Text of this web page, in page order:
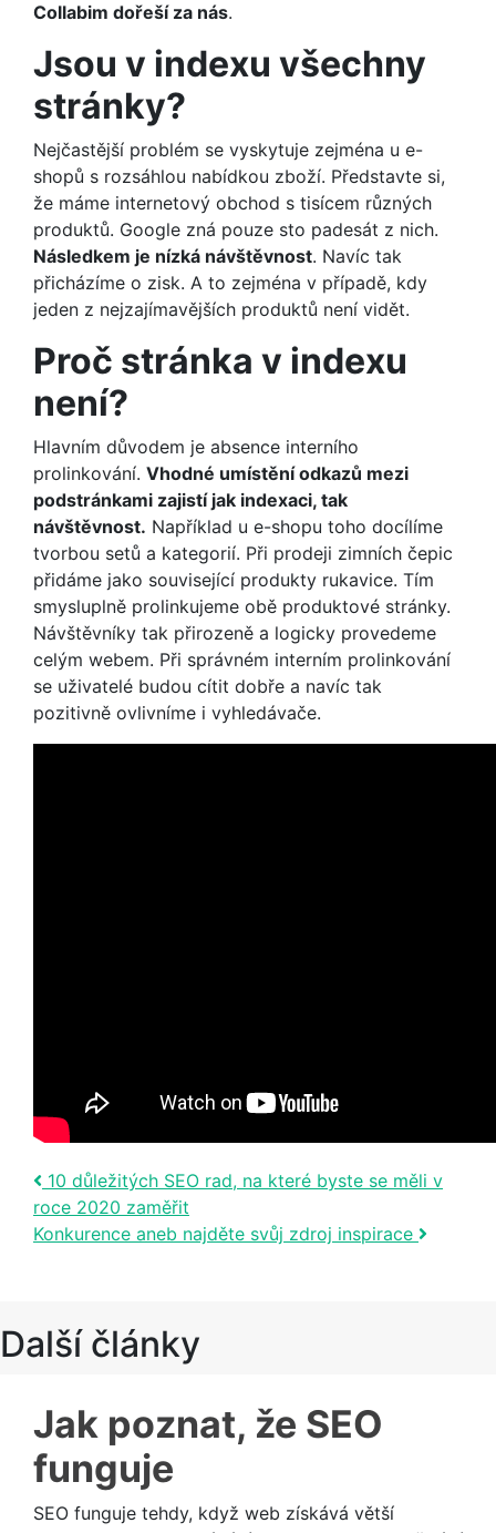
Collabim dořeší za nás.
Jsou v indexu všechny
stránky?
Nejčastější problém se vyskytuje zejména u e-
shopů s rozsáhlou nabídkou zboží. Představte si,
že máme internetový obchod s tisícem různých
produktů. Google zná pouze sto padesát z nich.
Následkem je nízká návštěvnost. Navíc tak
přicházíme o zisk. A to zejména v případě, kdy
jeden z nejzajímavějších produktů není vidět.
Proč stránka v indexu
není?
Hlavním důvodem je absence interního
prolinkování. Vhodné umístění odkazů mezi
podstránkami zajistí jak indexaci, tak
návštěvnost. Například u e-shopu toho docílíme
tvorbou setů a kategorií. Při prodeji zimních čepic
přidáme jako související produkty rukavice. Tím
smysluplně prolinkujeme obě produktové stránky.
Návštěvníky tak přirozeně a logicky provedeme
celým webem. Při správném interním prolinkování
se uživatelé budou cítit dobře a navíc tak
pozitivně ovlivníme i vyhledávače.
Post navigation
10 důležitých SEO rad, na které byste se měli v
roce 2020 zaměřit
Konkurence aneb najděte svůj zdroj inspirace
Další články
Jak poznat, že SEO
funguje
SEO funguje tehdy, když web získává větší